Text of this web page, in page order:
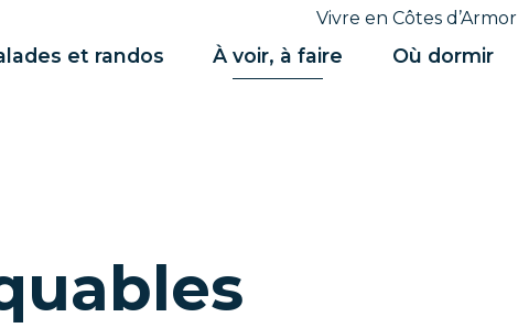
Vivre en Côtes d’Armor
et randos À voir, à faire Où dormir